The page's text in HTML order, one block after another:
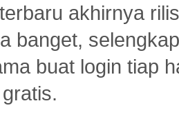
akhirnya
banget,
buat login tiap